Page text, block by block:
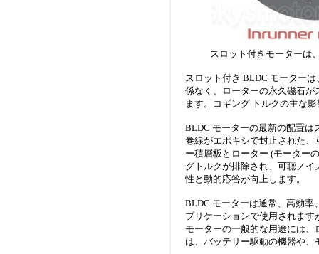
スロット付きモーターは
スロット付き BLDC モーター
係なく、ローターの永久磁石
ます。コギング トルクの主な
BLDC モーターの最新の配置は
巻線がエポキシで封止された
ー積層板とローター (モーター
グトルクが排除され、可聴ノ
性と動的応答が向上します。
BLDC モーターは通常、高効率
プリケーションで使用されま
モーターの一般的な用途には
は、バッテリー駆動の機器や